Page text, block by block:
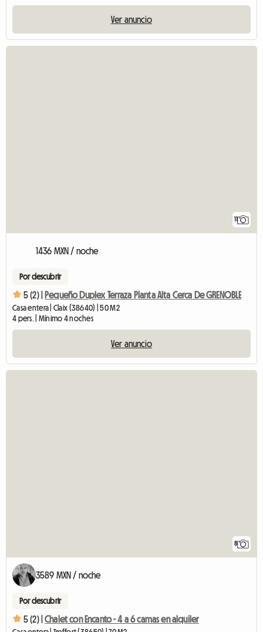
Ver anuncio
11
1436 MXN / noche
Por descubrir
5 (2) | Pequeño Duplex Terraza Planta Alta Cerca De GRENOBLE
Casa entera | Claix (38640) | 50 M2
4 pers. | Mínimo 4 noches
Ver anuncio
8
3589 MXN / noche
Por descubrir
5 (2) | Chalet con Encanto - 4 a 6 camas en alquiler